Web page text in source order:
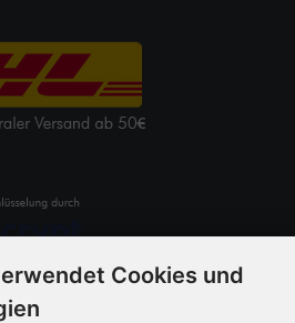
Cookies und